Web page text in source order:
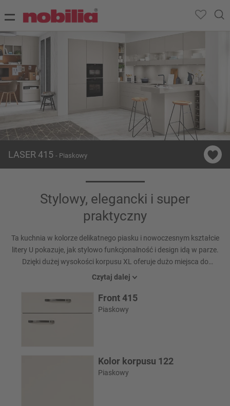
LASER 415 - Piaskowy
Stylowy, elegancki i super
praktyczny
Ta kuchnia w kolorze delikatnego piasku i nowoczesnym kształcie
litery U pokazuje, jak stylowo funkcjonalność i design idą w parze.
Dzięki dużej wysokości korpusu XL oferuje dużo miejsca do
przechowywania, a jednocześnie zapewnia przyjemny i
czego potrzebujesz, jest pod ręką - kompaktowo zorganizowane i
sprytnie zaplanowane.
Czytaj dalej
Front 415
Piaskowy
Kolor korpusu 122
Piaskowy